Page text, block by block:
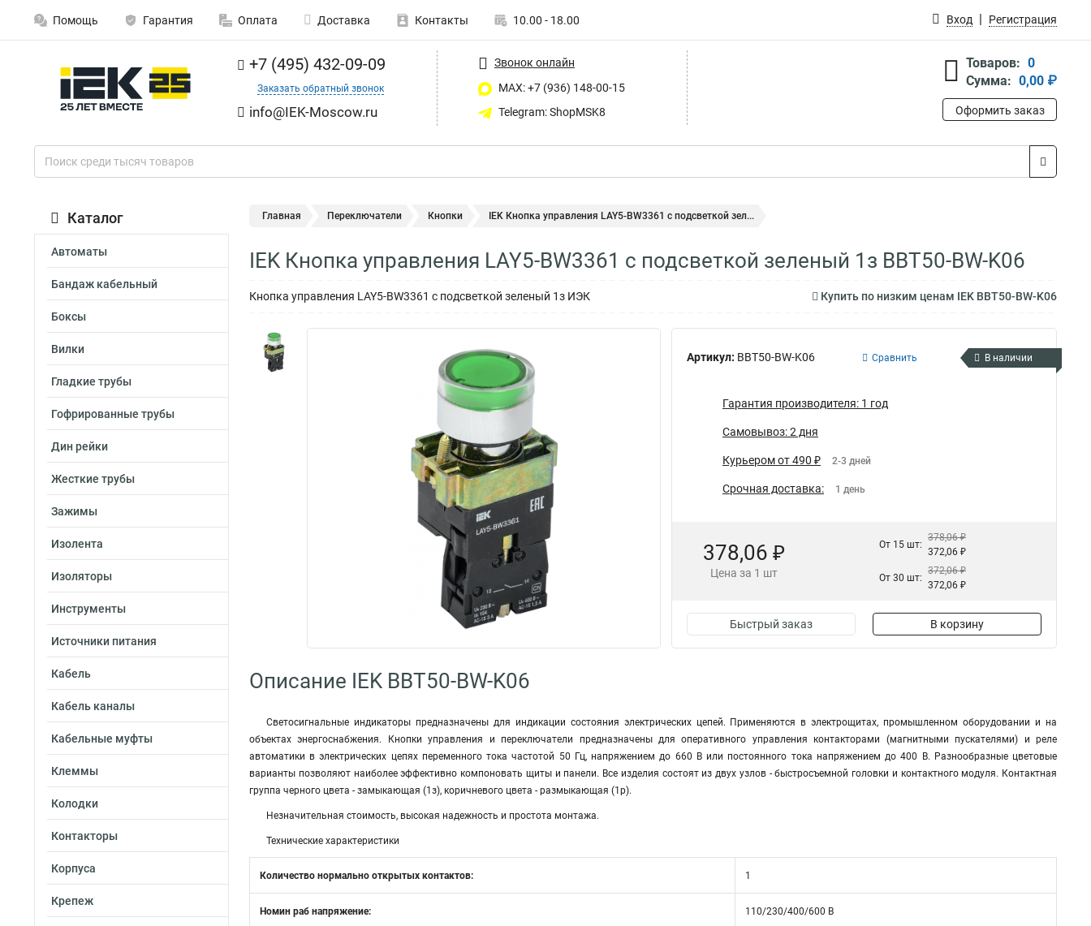
Помощь Гарантия Оплата Доставка Контакты 10.00 - 18.00 Вход Регистрация
+7 (495) 432-09-09
Заказать обратный звонок
info@IEK-Moscow.ru
Звонок онлайн
MAX: +7 (936) 148-00-15
Telegram: ShopMSK8
Товаров: 0
Сумма: 0,00 ₽
Оформить заказ
Каталог
Автоматы
Бандаж кабельный
Боксы
Вилки
Гладкие трубы
Гофрированные трубы
Дин рейки
Жесткие трубы
Зажимы
Изолента
Изоляторы
Инструменты
Источники питания
Кабель
Кабель каналы
Кабельные муфты
Клеммы
Колодки
Контакторы
Корпуса
Крепеж
Главная Переключатели Кнопки IEK Кнопка управления LAY5-BW3361 с подсветкой зел...
IEK Кнопка управления LAY5-BW3361 с подсветкой зеленый 1з BBT50-BW-K06
Кнопка управления LAY5-BW3361 с подсветкой зеленый 1з ИЭК Купить по низким ценам IEK BBT50-BW-K06
Артикул: BBT50-BW-K06 Сравнить В наличии
Гарантия производителя: 1 год
Самовывоз: 2 дня
Курьером от 490 ₽ 2-3 дней
Срочная доставка: 1 день
378,06 ₽
Цена за 1 шт
От 15 шт:
378,06 ₽
372,06 ₽
От 30 шт:
372,06 ₽
372,06 ₽
Быстрый заказ В корзину
Описание IEK BBT50-BW-K06
Светосигнальные индикаторы предназначены для индикации состояния электрических цепей. Применяются в электрощитах, промышленном оборудовании и на
объектах энергоснабжения. Кнопки управления и переключатели предназначены для оперативного управления контакторами (магнитными пускателями) и реле
автоматики в электрических цепях переменного тока частотой 50 Гц, напряжением до 660 В или постоянного тока напряжением до 400 В. Разнообразные цветовые
варианты позволяют наиболее эффективно компоновать щиты и панели. Все изделия состоят из двух узлов - быстросъемной головки и контактного модуля. Контактная
группа черного цвета - замыкающая (1з), коричневого цвета - размыкающая (1р).
Незначительная стоимость, высокая надежность и простота монтажа.
Технические характеристики
Количество нормально открытых контактов: 1
Номин раб напряжение: 110/230/400/600 В